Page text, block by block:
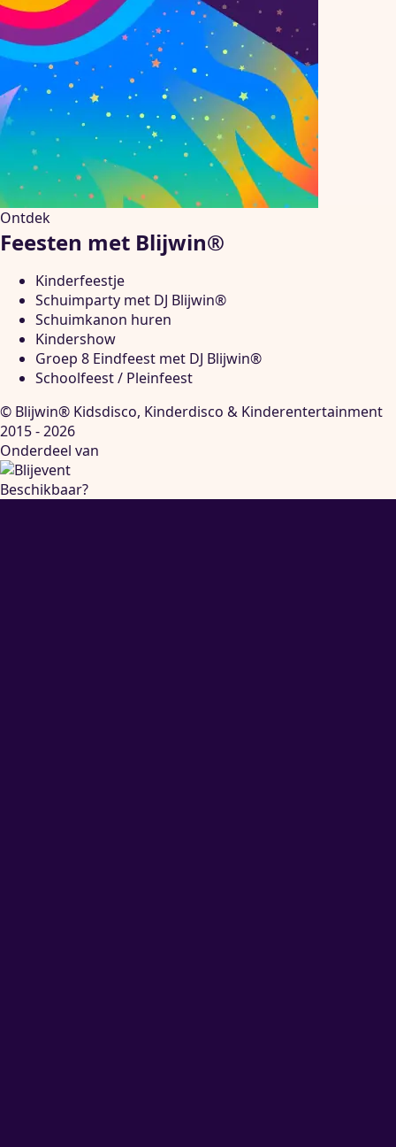
Ontdek
Feesten met Blijwin®
Kinderfeestje
Schuimparty met DJ Blijwin®
Schuimkanon huren
Kindershow
Groep 8 Eindfeest met DJ Blijwin®
Schoolfeest / Pleinfeest
© Blijwin® Kidsdisco, Kinderdisco & Kinderentertainment
2015 - 2026
Onderdeel van
Beschikbaar?